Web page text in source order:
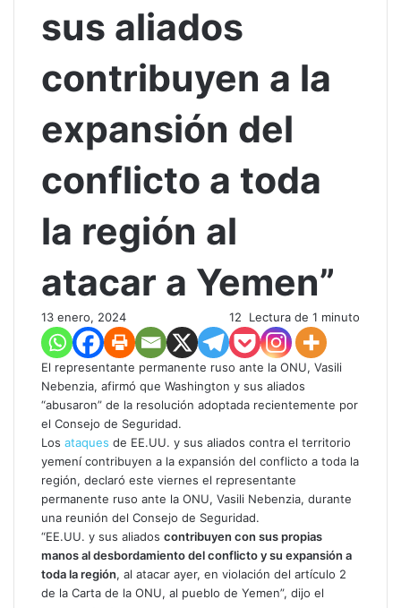
sus aliados
contribuyen a la
expansión del
conflicto a toda
la región al
atacar a Yemen”
13 enero, 2024 12 Lectura de 1 minuto
El representante permanente ruso ante la ONU, Vasili
Nebenzia, afirmó que Washington y sus aliados
“abusaron” de la resolución adoptada recientemente por
el Consejo de Seguridad.
Los ataques de EE.UU. y sus aliados contra el territorio
yemení contribuyen a la expansión del conflicto a toda la
región, declaró este viernes el representante
permanente ruso ante la ONU, Vasili Nebenzia, durante
una reunión del Consejo de Seguridad.
“EE.UU. y sus aliados contribuyen con sus propias
manos al desbordamiento del conflicto y su expansión a
toda la región, al atacar ayer, en violación del artículo 2
de la Carta de la ONU, al pueblo de Yemen”, dijo el